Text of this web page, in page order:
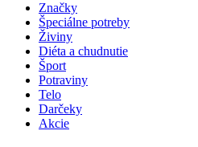
Značky
Špeciálne potreby
Živiny
Diéta a chudnutie
Šport
Potraviny
Telo
Darčeky
Akcie